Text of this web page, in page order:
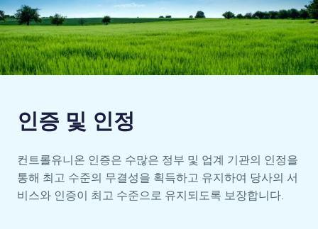
인증 및 인정
컨트롤유니온 인증은 수많은 정부 및 업계 기관의 인정을
통해 최고 수준의 무결성을 획득하고 유지하여 당사의 서
비스와 인증이 최고 수준으로 유지되도록 보장합니다.